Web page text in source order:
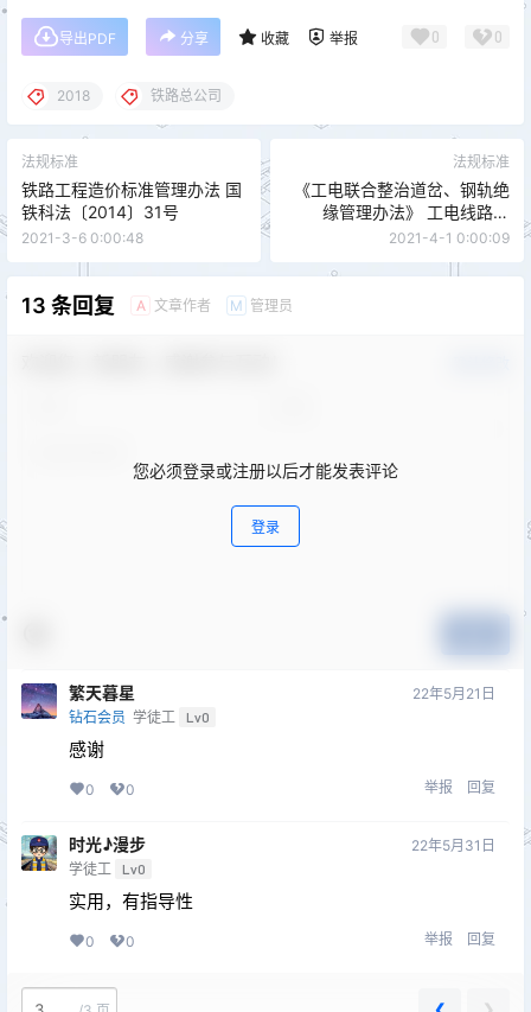
导出PDF 分享 收藏 举报 0 0
2018 铁路总公司
法规标准
铁路工程造价标准管理办法 国
铁科法〔2014〕31号
2021-3-6 0:00:48
法规标准
《工电联合整治道岔、钢轨绝
缘管理办法》 工电线路函
[2018]28号
2021-4-1 0:00:09
13 条回复 A 文章作者 M 管理员
您必须登录或注册以后才能发表评论
登录
繁天暮星
钻石会员 学徒工 Lv0
22年5月21日
感谢
0 0 举报 回复
时光♪漫步
学徒工 Lv0
22年5月31日
实用，有指导性
0 0 举报 回复